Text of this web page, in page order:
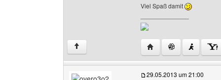
Viel Spaß damit
↑ Website dieses
29.05.2013 um 21:00